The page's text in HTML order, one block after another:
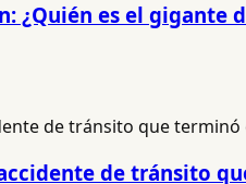
¿Quién es el gigante
de tránsito